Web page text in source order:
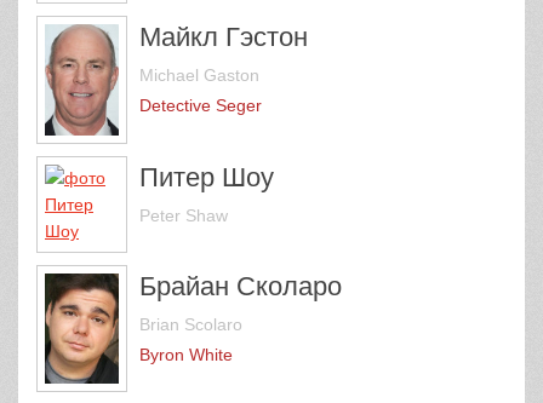
Майкл Гэстон
Michael Gaston
Detective Seger
Питер Шоу
Peter Shaw
Брайан Сколаро
Brian Scolaro
Byron White